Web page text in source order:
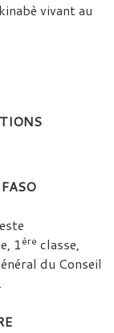
vivant au
1ère classe,
du Conseil